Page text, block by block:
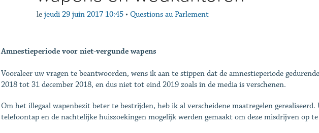
le jeudi 29 juin 2017 10:45 • Questions au Parlement
Amnestieperiode voor niet-vergunde wapens
Vooraleer uw vragen te beantwoorden, wens ik aan te stippen dat de amnestieperiode
2018 tot 31 december 2018, en dus niet tot eind 2019 zoals in de media is verschenen.
Om het illegaal wapenbezit beter te bestrijden, heb ik al verscheidene maatregelen
telefoontap en de nachtelijke huiszoekingen mogelijk werden gemaakt om deze misdrijven op